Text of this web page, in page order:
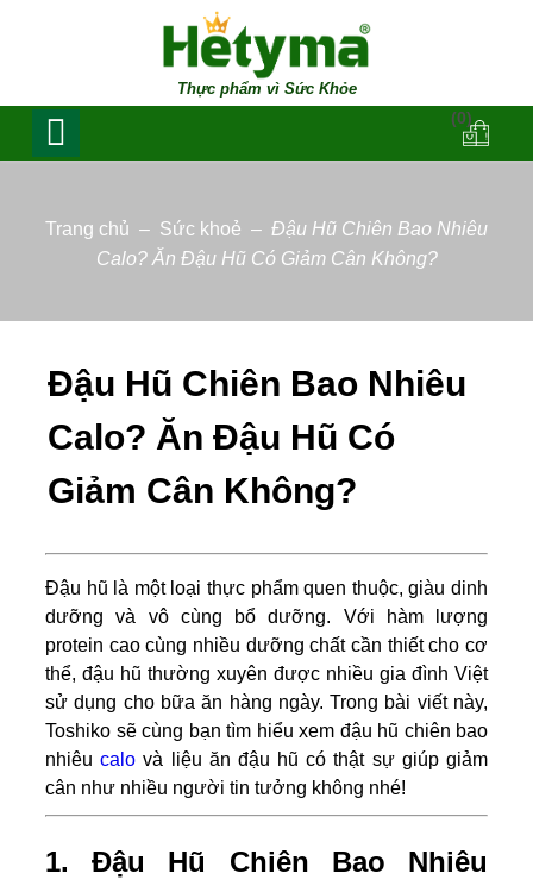
Thực phẩm vì Sức Khỏe
(0)
Trang chủ – Sức khoẻ – Đậu Hũ Chiên Bao Nhiêu
Calo? Ăn Đậu Hũ Có Giảm Cân Không?
Đậu Hũ Chiên Bao Nhiêu
Calo? Ăn Đậu Hũ Có
Giảm Cân Không?
Đậu hũ là một loại thực phẩm quen thuộc, giàu dinh
dưỡng và vô cùng bổ dưỡng. Với hàm lượng
protein cao cùng nhiều dưỡng chất cần thiết cho cơ
thể, đậu hũ thường xuyên được nhiều gia đình Việt
sử dụng cho bữa ăn hàng ngày. Trong bài viết này,
Toshiko sẽ cùng bạn tìm hiểu xem đậu hũ chiên bao
nhiêucalo và liệu ăn đậu hũ có thật sự giúp giảm
cân như nhiều người tin tưởng không nhé!
1. Đậu Hũ Chiên Bao Nhiêu